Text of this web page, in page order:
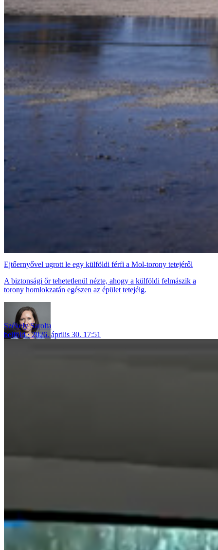
Ejtőernyővel ugrott le egy külföldi férfi a Mol-torony tetejéről
A biztonsági őr tehetetlenül nézte, ahogy a külföldi felmászik a
torony homlokzatán egészen az épület tetejéig.
Székely Sarolta
belföld
2026. április 30. 17:51